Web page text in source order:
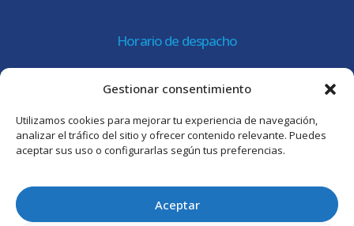
Gestionar consentimiento
Utilizamos cookies para mejorar tu experiencia de navegación,
analizar el tráfico del sitio y ofrecer contenido relevante. Puedes
aceptar sus uso o configurarlas según tus preferencias.
Aceptar
Horario de despacho
Viernes 8:30 a 15:30 hrs.
Atención al cliente